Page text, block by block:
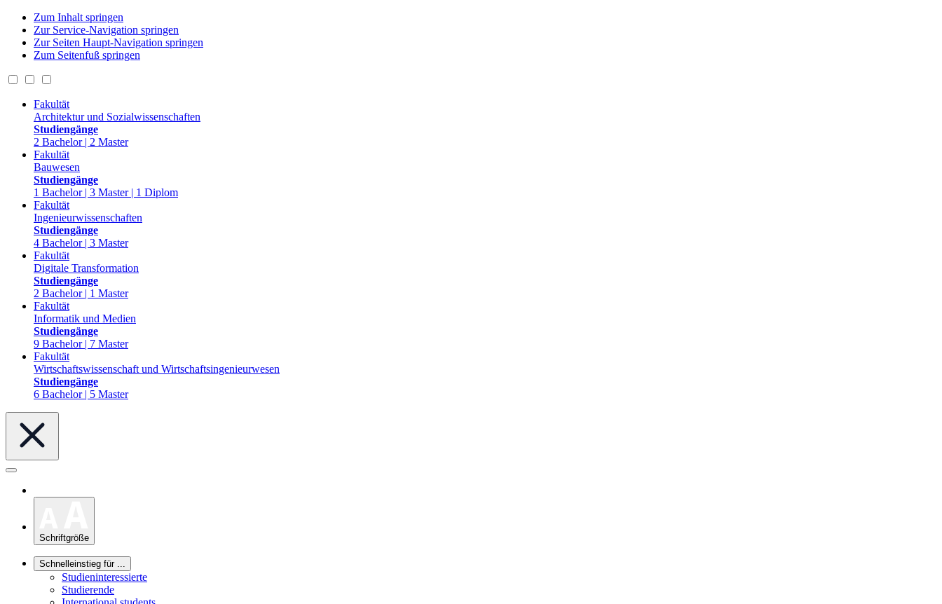
Zum Inhalt springen
Zur Service-Navigation springen
Zur Seiten Haupt-Navigation springen
Zum Seitenfuß springen
Fakultät
Architektur und Sozialwissenschaften
Studiengänge
2 Bachelor | 2 Master
Fakultät
Bauwesen
Studiengänge
1 Bachelor | 3 Master | 1 Diplom
Fakultät
Ingenieurwissenschaften
Studiengänge
4 Bachelor | 3 Master
Fakultät
Digitale Transformation
Studiengänge
2 Bachelor | 1 Master
Fakultät
Informatik und Medien
Studiengänge
9 Bachelor | 7 Master
Fakultät
Wirtschaftswissenschaft und Wirtschaftsingenieurwesen
Studiengänge
6 Bachelor | 5 Master
Schriftgröße
Schnelleinstieg für ...
Studieninteressierte
Studierende